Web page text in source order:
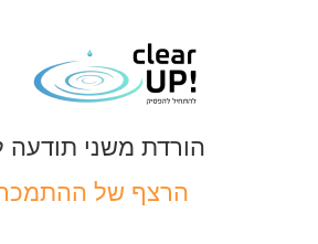
הורדת משני תודעה
הרצף של